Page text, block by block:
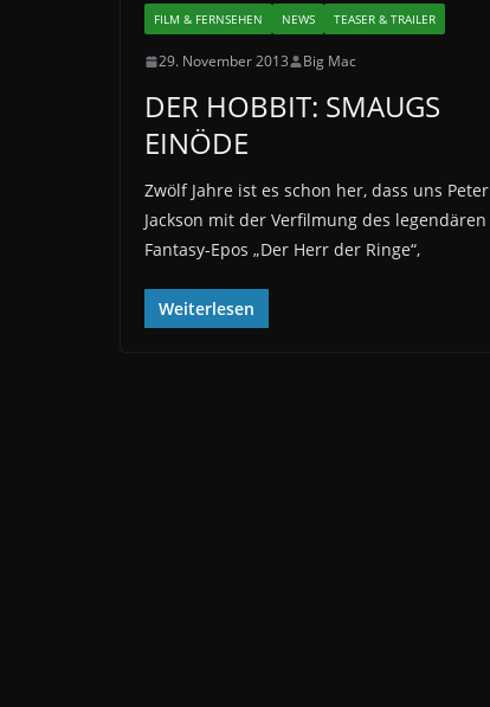
FILM & FERNSEHEN NEWS TEASER & TRAILER
29. November 2013 Big Mac
DER HOBBIT: SMAUGS
EINÖDE
Zwölf Jahre ist es schon her, dass uns Peter
Jackson mit der Verfilmung des legendären
Fantasy-Epos „Der Herr der Ringe“,
Weiterlesen